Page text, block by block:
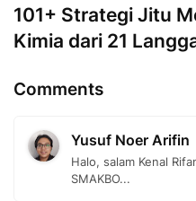
101+ Strategi Jitu
Kimia dari 21
Comments
Yusuf Noer Arifin
Halo, salam Kenal
SMAKBO...